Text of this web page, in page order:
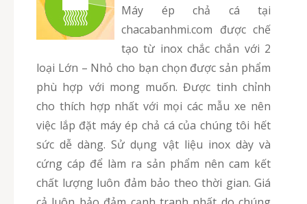
Máy ép chả cá tại
chacabanhmi.com được chế
tạo từ inox chắc chắn với 2
loại Lớn – Nhỏ cho bạn chọn được sản phẩm
phù hợp với mong muốn. Được tinh chỉnh
cho thích hợp nhất với mọi các mẫu xe nên
việc lắp đặt máy ép chả cá của chúng tôi hết
sức dễ dàng. Sử dụng vật liệu inox dày và
cứng cáp để làm ra sản phẩm nên cam kết
chất lượng luôn đảm bảo theo thời gian. Giá